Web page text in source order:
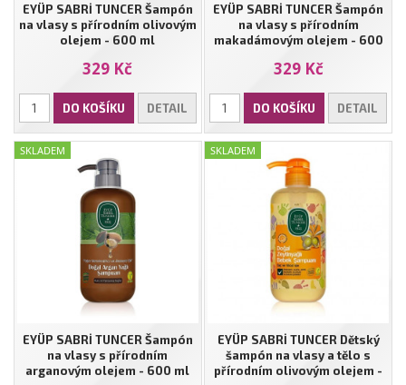
EYÜP SABRİ TUNCER Šampón
na vlasy s přírodním olivovým
olejem - 600 ml
329 Kč
DO KOŠÍKU DETAIL
EYÜP SABRİ TUNCER Šampón
na vlasy s přírodním
makadámovým olejem - 600
329 Kč
DO KOŠÍKU DETAIL
EYÜP SABRİ TUNCER Šampón
na vlasy s přírodním
arganovým olejem - 600 ml
SKLADEM
EYÜP SABRİ TUNCER Dětský
šampón na vlasy a tělo s
přírodním olivovým olejem -
SKLADEM